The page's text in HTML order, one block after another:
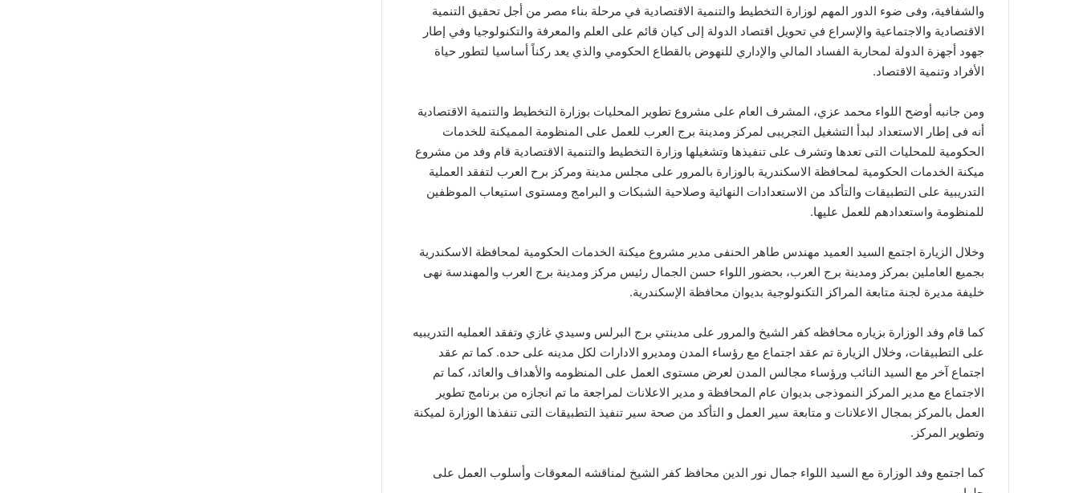
والشفافية، وفى ضوء الدور المهم لوزارة التخطيط والتنمية الاقتصادية في مرحلة بناء مصر من أجل تحقيق التنمية
الاقتصادية والاجتماعية والإسراع في تحويل اقتصاد الدولة إلى كيان قائم على العلم والمعرفة والتكنولوجيا وفي إطار
جهود أجهزة الدولة لمحاربة الفساد المالي والإداري للنهوض بالقطاع الحكومي والذي يعد ركناً أساسيا لتطور حياة
الأفراد وتنمية الاقتصاد.
ومن جانبه أوضح اللواء محمد عزي، المشرف العام على مشروع تطوير المحليات بوزارة التخطيط والتنمية الاقتصادية
أنه فى إطار الاستعداد لبدأ التشغيل التجريبى لمركز ومدينة برج العرب للعمل على المنظومة المميكنة للخدمات
الحكومية للمحليات التى تعدها وتشرف على تنفيذها وتشغيلها وزارة التخطيط والتنمية الاقتصادية قام وفد من مشروع
ميكنة الخدمات الحكومية لمحافظة الاسكندرية بالوزارة بالمرور على مجلس مدينة ومركز برح العرب لتفقد العملية
التدريبية على التطبيقات والتأكد من الاستعدادات النهائية وصلاحية الشبكات و البرامج ومستوى استيعاب الموظفين
للمنظومة واستعدادهم للعمل عليها.
وخلال الزيارة اجتمع السيد العميد مهندس طاهر الحنفى مدير مشروع ميكنة الخدمات الحكومية لمحافظة الاسكندرية
بجميع العاملين بمركز ومدينة برج العرب، بحضور اللواء حسن الجمال رئيس مركز ومدينة برج العرب والمهندسة نهى
خليفة مديرة لجنة متابعة المراكز التكنولوجية بديوان محافظة الإسكندرية.
كما قام وفد الوزارة بزياره محافظه كفر الشيخ والمرور على مدينتي برج البرلس وسيدي غازي وتفقد العمليه التدريبيه
على التطبيقات، وخلال الزيارة تم عقد اجتماع مع رؤساء المدن ومديرو الادارات لكل مدينه على حده. كما تم عقد
اجتماع آخر مع السيد النائب ورؤساء مجالس المدن لعرض مستوى العمل على المنظومه والأهداف والعائد، كما تم
الاجتماع مع مدير المركز النموذجى بديوان عام المحافظة و مدير الاعلانات لمراجعة ما تم انجازه من برنامج تطوير
العمل بالمركز بمجال الاعلانات و متابعة سير العمل و التأكد من صحة سير تنفيذ التطبيقات التى تنفذها الوزارة لميكنة
وتطوير المركز.
كما اجتمع وفد الوزارة مع السيد اللواء جمال نور الدين محافظ كفر الشيخ لمناقشه المعوقات وأسلوب العمل على